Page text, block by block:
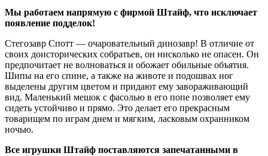
Мы работаем напрямую с фирмой Штайф, что исключает
появление подделок!
Стегозавр Спотт — очаровательный динозавр! В отличие от
своих доисторических собратьев, он нисколько не опасен. Он
предпочитает не волноваться и обожает обильные объятия.
Шипы на его спине, а также на животе и подошвах ног
выделены другим цветом и придают ему завораживающий
вид. Маленький мешок с фасолью в его попе позволяет ему
сидеть устойчиво и прямо. Это делает его прекрасным
товарищем по играм днем ​​и мягким, ласковым охранником
ночью.
Все игрушки Штайф поставляются запечатанными в